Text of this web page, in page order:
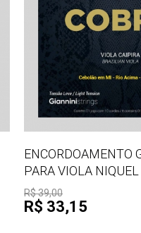
ENCORDOAMENTO
PARA VIOLA NIQUEL
R$ 39,00
R$ 33,15